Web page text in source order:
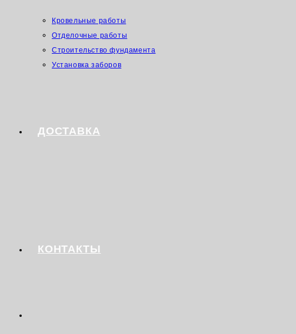
Кровельные работы
Отделочные работы
Строительство фундамента
Установка заборов
ДОСТАВКА
КОНТАКТЫ